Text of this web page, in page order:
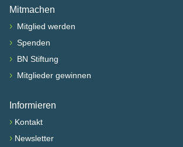
Mitmachen
› Mitglied werden
› Spenden
› BN Stiftung
› Mitglieder gewinnen
Informieren
› Kontakt
› Newsletter